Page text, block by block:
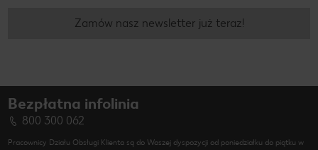
Zamów nasz newsletter już teraz!
Bezpłatna infolinia
800 300 062
Pracownicy Działu Obsługi Klienta są do Waszej dyspozycji od poniedziałku do piątku w